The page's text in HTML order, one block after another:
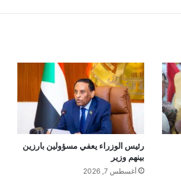
رئيس الوزراء يعفي مسؤولين بارزين
بينهم وزير
أغسطس 7, 2026